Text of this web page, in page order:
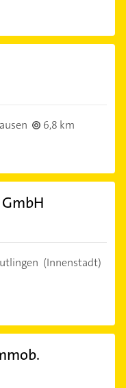
6,8 km
(Innenstadt)